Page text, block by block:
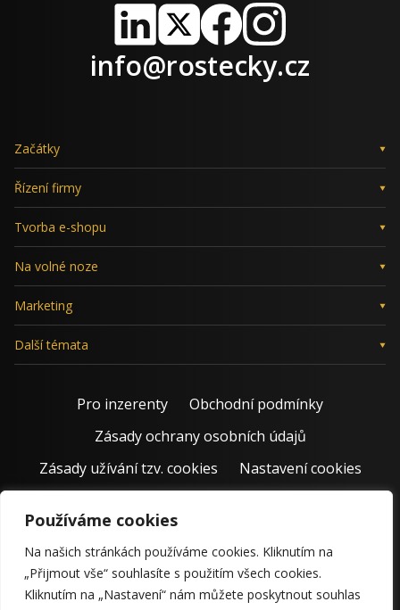
Používáme cookies
Na našich stránkách používáme cookies. Kliknutím na
„Přijmout vše“ souhlasíte s použitím všech cookies.
Kliknutím na „Nastavení“ nám můžete poskytnout souhlas
LinkedIn
X FacebookInstagram
info@rostecky.cz
Začátky
Řízení firmy
Tvorba e-shopu
Na volné noze
Marketing
Další témata
Pro inzerenty
Obchodní podmínky
Zásady ochrany osobních údajů
Zásady užívání tzv. cookies
Nastavení cookies